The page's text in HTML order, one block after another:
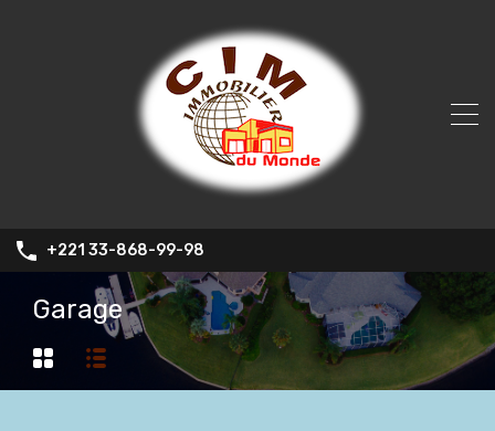
+221 33-868-99-98
Garage